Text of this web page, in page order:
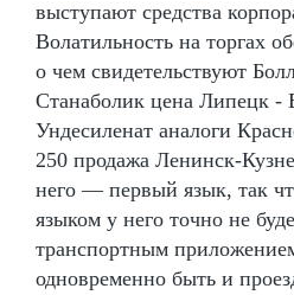
выступают средства
Волатильность на торгах
о чем свидетельствуют
Станаболик цена Липецк -
Ундесиленат аналоги
250 продажа Ленинск-
него — первый язык, так
языком у него точно не
транспортным
одновременно быть и